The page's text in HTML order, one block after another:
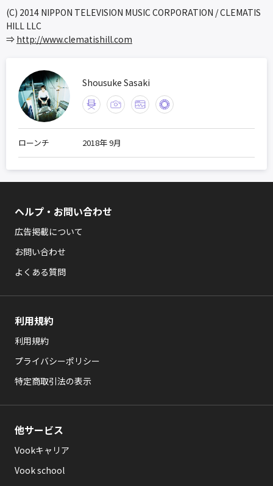
(C) 2014 NIPPON TELEVISION MUSIC CORPORATION / CLEMATIS
HILL LLC
⇒ http://www.clematishill.com
Shousuke Sasaki
ローンチ 2018年 9月
ヘルプ・お問い合わせ
広告掲載について
お問い合わせ
よくある質問
利用規約
利用規約
プライバシーポリシー
特定商取引法の表示
他サービス
Vookキャリア
Vook school